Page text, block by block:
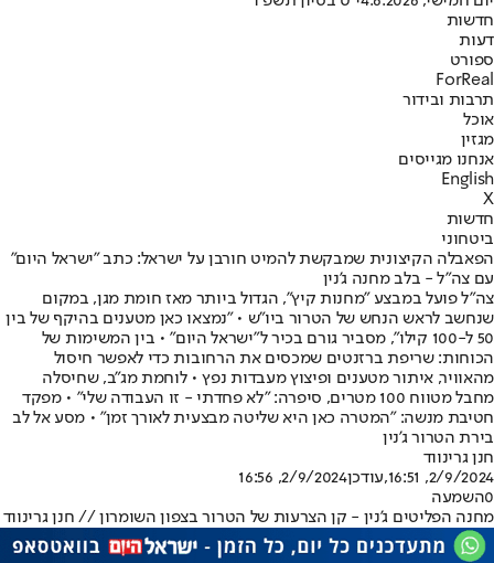
חדשות
דעות
ספורט
ForReal
תרבות ובידור
אוכל
מגזין
אנחנו מגייסים
English
X
חדשות
ביטחוני
הפאבלה הקיצונית שמבקשת להמיט חורבן על ישראל: כתב "ישראל היום"
עם צה"ל - בלב מחנה ג'נין
צה"ל פועל במבצע "מחנות קיץ", הגדול ביותר מאז חומת מגן, במקום
שנחשב לראש הנחש של הטרור ביו"ש • "נמצאו כאן מטענים בהיקף של בין
50 ל-100 קילו", מסביר גורם בכיר ל"ישראל היום" • בין המשימות של
הכוחות: שריפת ברזנטים שמכסים את הרחובות כדי לאפשר חיסול
מהאוויר, איתור מטענים ופיצוץ מעבדות נפץ • לוחמת מג"ב, שחיסלה
מחבל מטווח 100 מטרים, סיפרה: "לא פחדתי - זו העבודה שלי" • מפקד
חטיבת מנשה: "המטרה כאן היא שליטה מבצעית לאורך זמן" • מסע אל לב
בירת הטרור ג'נין
חנן גרינווד
2/9/2024, 16:51
,עודכן2/9/2024, 16:56
0השמעה
מחנה הפליטים ג'נין - קן הצרעות של הטרור בצפון השומרון // חנן גרינווד